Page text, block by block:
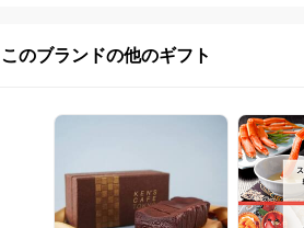
このブランドの他のギフト